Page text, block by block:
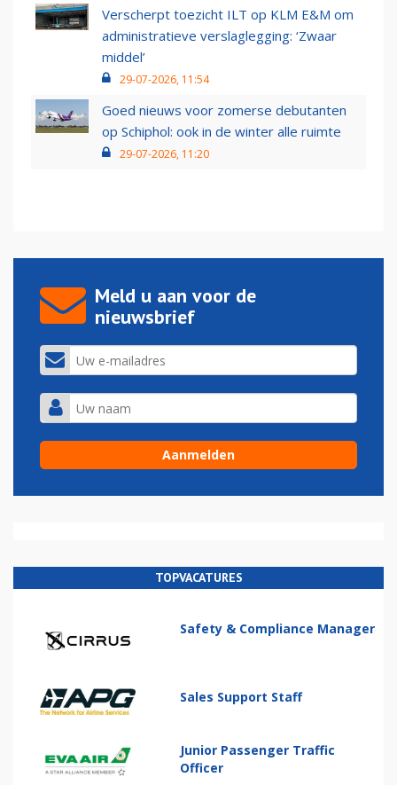
Verscherpt toezicht ILT op KLM E&M om
administratieve verslaglegging: ‘Zwaar
middel’
29-07-2026, 11:54
Goed nieuws voor zomerse debutanten
op Schiphol: ook in de winter alle ruimte
29-07-2026, 11:20
Meld u aan voor de
nieuwsbrief
TOPVACATURES
Safety & Compliance Manager
Sales Support Staff
Junior Passenger Traffic
Officer